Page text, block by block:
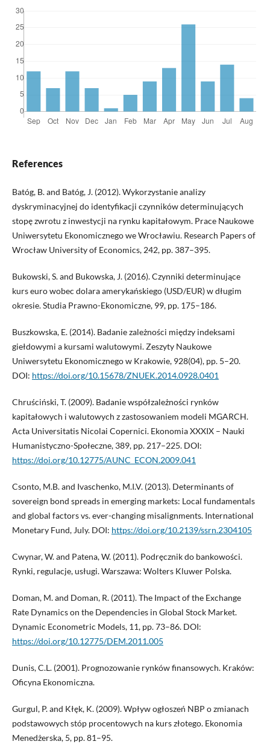
References
Batóg, B. and Batóg, J. (2012). Wykorzystanie analizy
dyskryminacyjnej do identyfikacji czynników determinujących
stopę zwrotu z inwestycji na rynku kapitałowym. Prace Naukowe
Uniwersytetu Ekonomicznego we Wrocławiu. Research Papers of
Wrocław University of Economics, 242, pp. 387–395.
Bukowski, S. and Bukowska, J. (2016). Czynniki determinujące
kurs euro wobec dolara amerykańskiego (USD/EUR) w długim
okresie. Studia Prawno-Ekonomiczne, 99, pp. 175–186.
Buszkowska, E. (2014). Badanie zależności między indeksami
giełdowymi a kursami walutowymi. Zeszyty Naukowe
Uniwersytetu Ekonomicznego w Krakowie, 928(04), pp. 5–20.
DOI: https://doi.org/10.15678/ZNUEK.2014.0928.0401
Chruściński, T. (2009). Badanie współzależności rynków
kapitałowych i walutowych z zastosowaniem modeli MGARCH.
Acta Universitatis Nicolai Copernici. Ekonomia XXXIX – Nauki
Humanistyczno-Społeczne, 389, pp. 217–225. DOI:
https://doi.org/10.12775/AUNC_ECON.2009.041
Csonto, M.B. and Ivaschenko, M.I.V. (2013). Determinants of
sovereign bond spreads in emerging markets: Local fundamentals
and global factors vs. ever-changing misalignments. International
Monetary Fund, July. DOI: https://doi.org/10.2139/ssrn.2304105
Cwynar, W. and Patena, W. (2011). Podręcznik do bankowości.
Rynki, regulacje, usługi. Warszawa: Wolters Kluwer Polska.
Doman, M. and Doman, R. (2011). The Impact of the Exchange
Rate Dynamics on the Dependencies in Global Stock Market.
Dynamic Econometric Models, 11, pp. 73–86. DOI:
https://doi.org/10.12775/DEM.2011.005
Dunis, C.L. (2001). Prognozowanie rynków finansowych. Kraków:
Oficyna Ekonomiczna.
Gurgul, P. and Kłęk, K. (2009). Wpływ ogłoszeń NBP o zmianach
podstawowych stóp procentowych na kurs złotego. Ekonomia
Menedżerska, 5, pp. 81–95.